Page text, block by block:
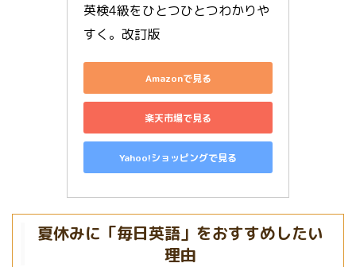
英検4級をひとつひとつわかりや
すく。改訂版
Amazonで見る
楽天市場で見る
Yahoo!ショッピングで見る
夏休みに「毎日英語」をおすすめしたい
理由